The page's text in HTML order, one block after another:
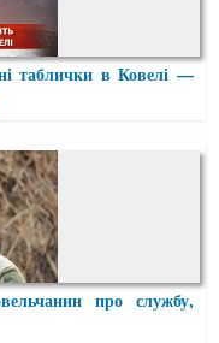
таблички в Ковелі —
про службу,